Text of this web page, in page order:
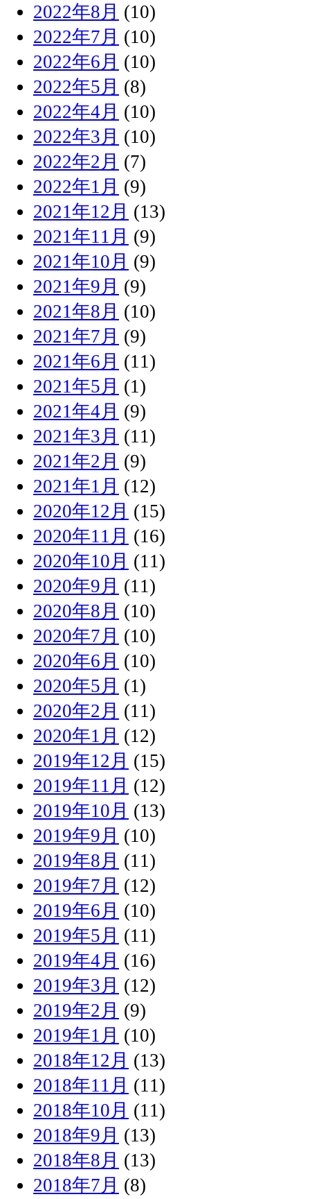
2022年8月 (10)
2022年7月 (10)
2022年6月 (10)
2022年5月 (8)
2022年4月 (10)
2022年3月 (10)
2022年2月 (7)
2022年1月 (9)
2021年12月 (13)
2021年11月 (9)
2021年10月 (9)
2021年9月 (9)
2021年8月 (10)
2021年7月 (9)
2021年6月 (11)
2021年5月 (1)
2021年4月 (9)
2021年3月 (11)
2021年2月 (9)
2021年1月 (12)
2020年12月 (15)
2020年11月 (16)
2020年10月 (11)
2020年9月 (11)
2020年8月 (10)
2020年7月 (10)
2020年6月 (10)
2020年5月 (1)
2020年2月 (11)
2020年1月 (12)
2019年12月 (15)
2019年11月 (12)
2019年10月 (13)
2019年9月 (10)
2019年8月 (11)
2019年7月 (12)
2019年6月 (10)
2019年5月 (11)
2019年4月 (16)
2019年3月 (12)
2019年2月 (9)
2019年1月 (10)
2018年12月 (13)
2018年11月 (11)
2018年10月 (11)
2018年9月 (13)
2018年8月 (13)
2018年7月 (8)